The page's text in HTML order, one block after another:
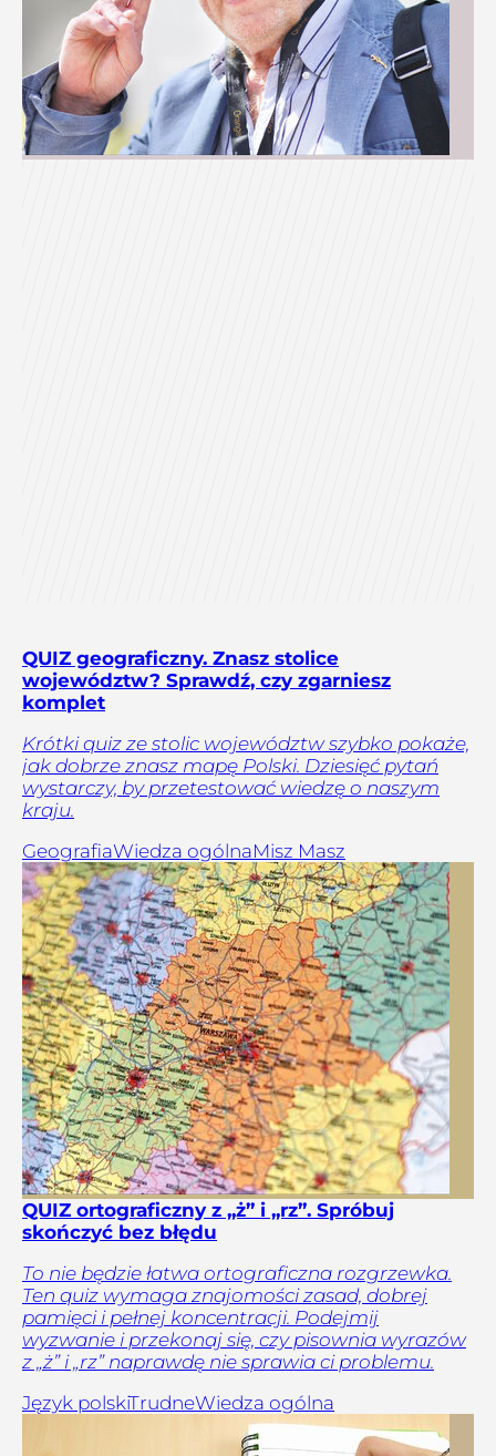
QUIZ geograficzny. Znasz stolice
województw? Sprawdź, czy zgarniesz
komplet
Krótki quiz ze stolic województw szybko pokaże,
jak dobrze znasz mapę Polski. Dziesięć pytań
wystarczy, by przetestować wiedzę o naszym
kraju.
GeografiaWiedza ogólnaMisz Masz
QUIZ ortograficzny z „ż” i „rz”. Spróbuj
skończyć bez błędu
To nie będzie łatwa ortograficzna rozgrzewka.
Ten quiz wymaga znajomości zasad, dobrej
pamięci i pełnej koncentracji. Podejmij
wyzwanie i przekonaj się, czy pisownia wyrazów
z „ż” i „rz” naprawdę nie sprawia ci problemu.
Język polskiTrudneWiedza ogólna